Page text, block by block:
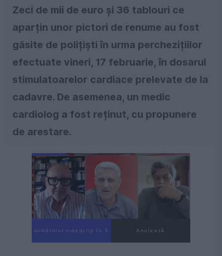
Zeci de mii de euro și 36 tablouri ce
aparțin unor pictori de renume au fost
găsite de polițiști în urma perchezițiilor
efectuate vineri, 17 februarie, în dosarul
stimulatoarelor cardiace prelevate de la
cadavre. De asemenea, un medic
cardiolog a fost reținut, cu propunere
de arestare.
Următorul videoclip în 4 Anulează